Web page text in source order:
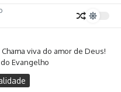
Chama viva do amor de Deus!
Evangelho